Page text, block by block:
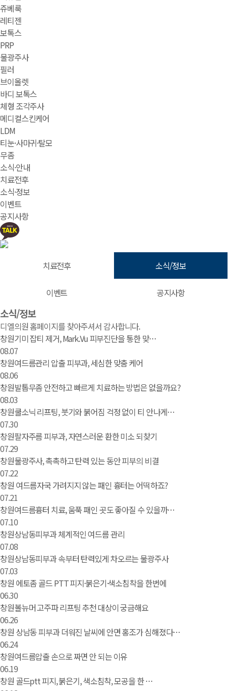
쥬베룩
레티젠
보톡스
PRP
물광주사
필러
브이올렛
바디 보톡스
체형 조각주사
메디컬스킨케어
LDM
티눈·사마귀·탈모
무좀
소식·안내
치료전후
소식·정보
이벤트
공지사항
치료전후 소식/정보
이벤트 공지사항
소식/정보 | 창원 피부과 디엘의원
소식/정보
디엘의원 홈페이지를 찾아주셔서 감사합니다.
창원기미 잡티 제거, Mark.Vu 피부진단을 통한 맞…
08.07
창원여드름관리 압출 피부과, 세심한 맞춤 케어
08.06
창원발톱무좀 안전하고 빠르게 치료하는 방법은 없을까요?
08.03
창원쿨소닉 리프팅, 붓기와 붉어짐 걱정 없이 티 안나게…
07.30
창원팔자주름 피부과, 자연스러운 환한 미소 되찾기
07.29
창원물광주사, 촉촉하고 탄력 있는 동안 피부의 비결
07.22
창원 여드름자국 가려지지 않는 패인 흉터는 어떡하죠?
07.21
창원여드름흉터 치료, 움푹 패인 곳도 좋아질 수 있을까…
07.10
창원상남동피부과 체계적인 여드름 관리
07.08
창원상남동피부과 속부터 탄력있게 차오르는 물광주사
07.03
창원 에토좀 골드 PTT 피지·붉은기·색소침착을 한번에
06.30
창원볼뉴머 고주파 리프팅 추천 대상이 궁금해요
06.26
창원 상남동 피부과 더워진 날씨에 안면 홍조가 심해졌다…
06.24
창원여드름압출 손으로 짜면 안 되는 이유
06.19
창원 골드ptt 피지, 붉은기, 색소침착, 모공을 한 …